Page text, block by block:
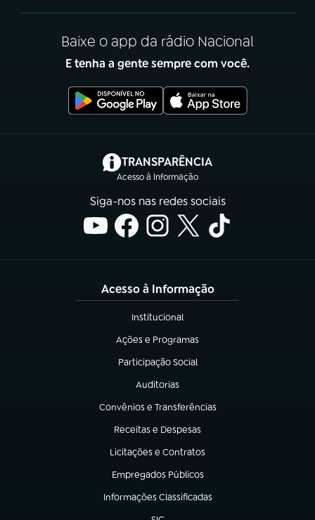
Baixe o app da rádio Nacional
E tenha a gente sempre com você.
TRANSPARÊNCIA
Acesso à Informação
(abre em nova aba)
Siga-nos nas redes sociais
Acesso à Informação
Institucional
(abre em nova aba)
Ações e Programas
(abre em nova aba)
Participação Social
(abre em nova aba)
Auditorias
(abre em nova aba)
Convênios e Transferências
(abre em nova aba)
Receitas e Despesas
(abre em nova aba)
Licitações e Contratos
(abre em nova aba)
Empregados Públicos
(abre em nova aba)
Informações Classificadas
(abre em nova aba)